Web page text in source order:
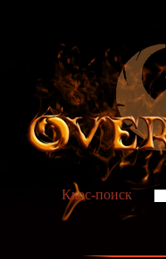
Ккос-поиск